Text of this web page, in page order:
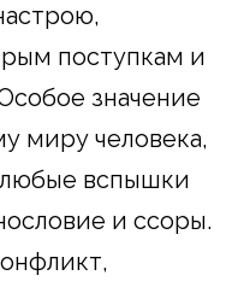
поступкам и
значение
миру человека,
любые вспышки
и ссоры.